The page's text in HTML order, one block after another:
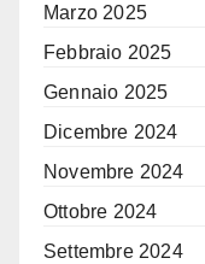
Marzo 2025
Febbraio 2025
Gennaio 2025
Dicembre 2024
Novembre 2024
Ottobre 2024
Settembre 2024